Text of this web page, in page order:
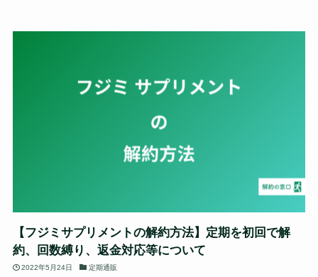
【フジミサプリメントの解約方法】定期を初回で解
約、回数縛り、返金対応等について
2022年5月24日 定期通販